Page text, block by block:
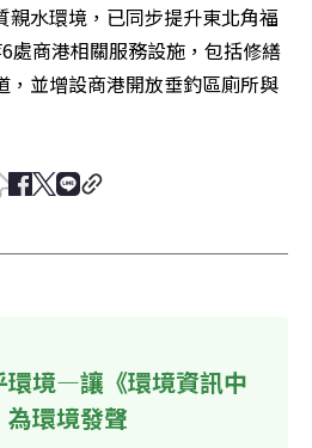
親水環境，已同步提升東北角福
處商港相關服務設施，包括修繕
，並增設商港開放垂釣區廁所與
環境—讓《環境資訊中
為環境發聲